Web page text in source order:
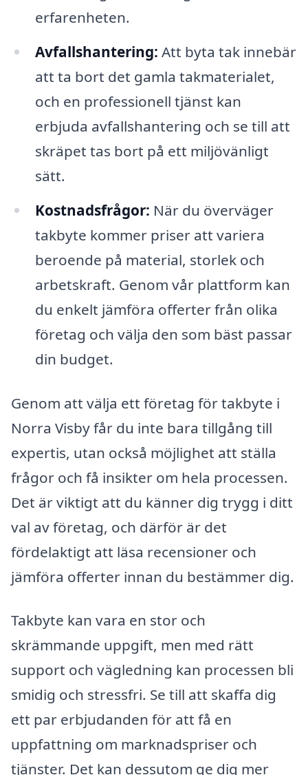
erfarenheten.
Avfallshantering: Att byta tak innebär
att ta bort det gamla takmaterialet,
och en professionell tjänst kan
erbjuda avfallshantering och se till att
skräpet tas bort på ett miljövänligt
sätt.
Kostnadsfrågor: När du överväger
takbyte kommer priser att variera
beroende på material, storlek och
arbetskraft. Genom vår plattform kan
du enkelt jämföra offerter från olika
företag och välja den som bäst passar
din budget.
Genom att välja ett företag för takbyte i
Norra Visby får du inte bara tillgång till
expertis, utan också möjlighet att ställa
frågor och få insikter om hela processen.
Det är viktigt att du känner dig trygg i ditt
val av företag, och därför är det
fördelaktigt att läsa recensioner och
jämföra offerter innan du bestämmer dig.
Takbyte kan vara en stor och
skrämmande uppgift, men med rätt
support och vägledning kan processen bli
smidig och stressfri. Se till att skaffa dig
ett par erbjudanden för att få en
uppfattning om marknadspriser och
tjänster. Det kan dessutom ge dig mer